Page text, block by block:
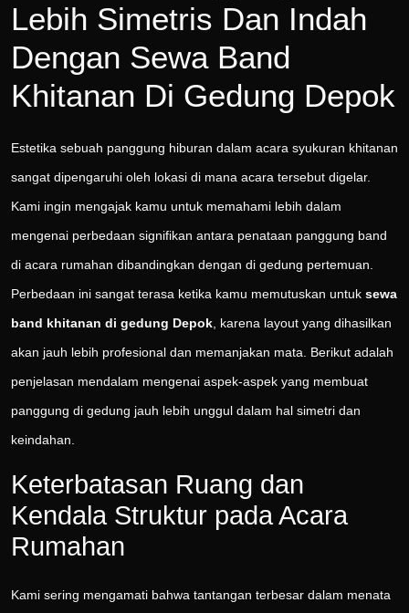
Lebih Simetris Dan Indah
Dengan Sewa Band
Khitanan Di Gedung Depok
Estetika sebuah panggung hiburan dalam acara syukuran khitanan
sangat dipengaruhi oleh lokasi di mana acara tersebut digelar.
Kami ingin mengajak kamu untuk memahami lebih dalam
mengenai perbedaan signifikan antara penataan panggung band
di acara rumahan dibandingkan dengan di gedung pertemuan.
Perbedaan ini sangat terasa ketika kamu memutuskan untuk sewa
band khitanan di gedung Depok , karena layout yang dihasilkan
akan jauh lebih profesional dan memanjakan mata. Berikut adalah
penjelasan mendalam mengenai aspek-aspek yang membuat
panggung di gedung jauh lebih unggul dalam hal simetri dan
keindahan.
Keterbatasan Ruang dan
Kendala Struktur pada Acara
Rumahan
Kami sering mengamati bahwa tantangan terbesar dalam menata